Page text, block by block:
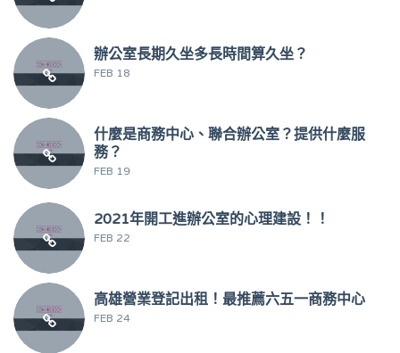
辦公室長期久坐多長時間算久坐？
FEB 18
什麼是商務中心、聯合辦公室？提供什麼服
務？
FEB 19
2021年開工進辦公室的心理建設！！
FEB 22
高雄營業登記出租！最推薦六五一商務中心
FEB 24